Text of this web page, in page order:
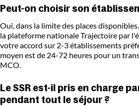
Peut-on choisir son
Oui, dans la limite des places
la plateforme nationale Trajectoire par
votre accord sur 2-3 établissements
moyen est de 24-72 heures pour un
MCO.
Le SSR est-il pris en charge
pendant tout le séjour ?